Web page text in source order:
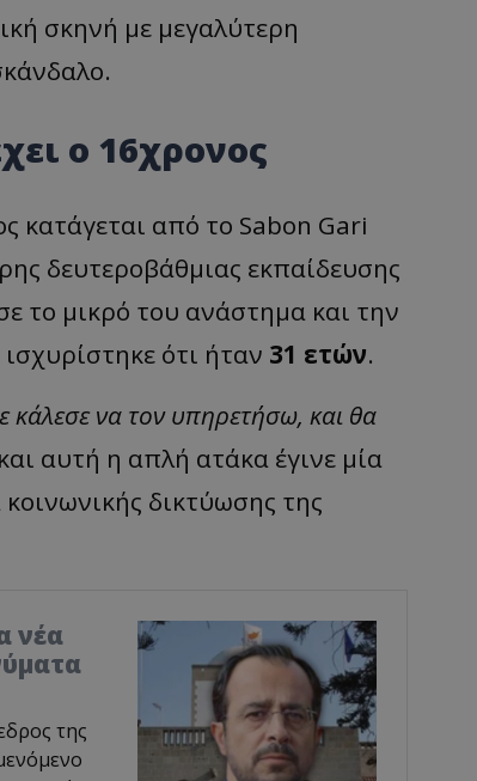
σκηνή με μεγαλύτερη
ο 16χρονος
κατάγεται από το Sabon Gari
δευτεροβάθμιας εκπαίδευσης
το μικρό του ανάστημα και την
ότι ήταν 31 ετών.
κάλεσε να τον υπηρετήσω, και θα
αυτή η απλή ατάκα έγινε μία
δικτύωσης της
νέα
της